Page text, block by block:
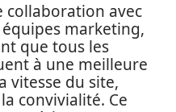
collaboration avec
marketing,
que tous les
à une meilleure
vitesse du site,
convivialité. Ce